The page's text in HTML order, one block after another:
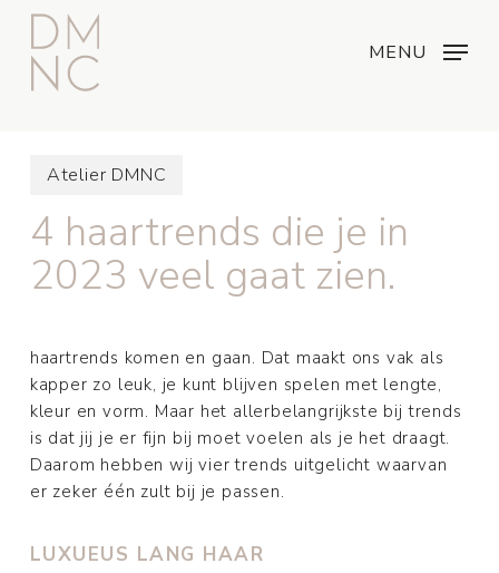
Skip
main
content
MENU
Atelier DMNC
4 haartrends die je in
2023 veel gaat zien.
haartrends komen en gaan. Dat maakt ons vak als
kapper zo leuk, je kunt blijven spelen met lengte,
kleur en vorm. Maar het allerbelangrijkste bij trends
is dat jij je er fijn bij moet voelen als je het draagt.
Daarom hebben wij vier trends uitgelicht waarvan
er zeker één zult bij je passen.
LUXUEUS LANG HAAR